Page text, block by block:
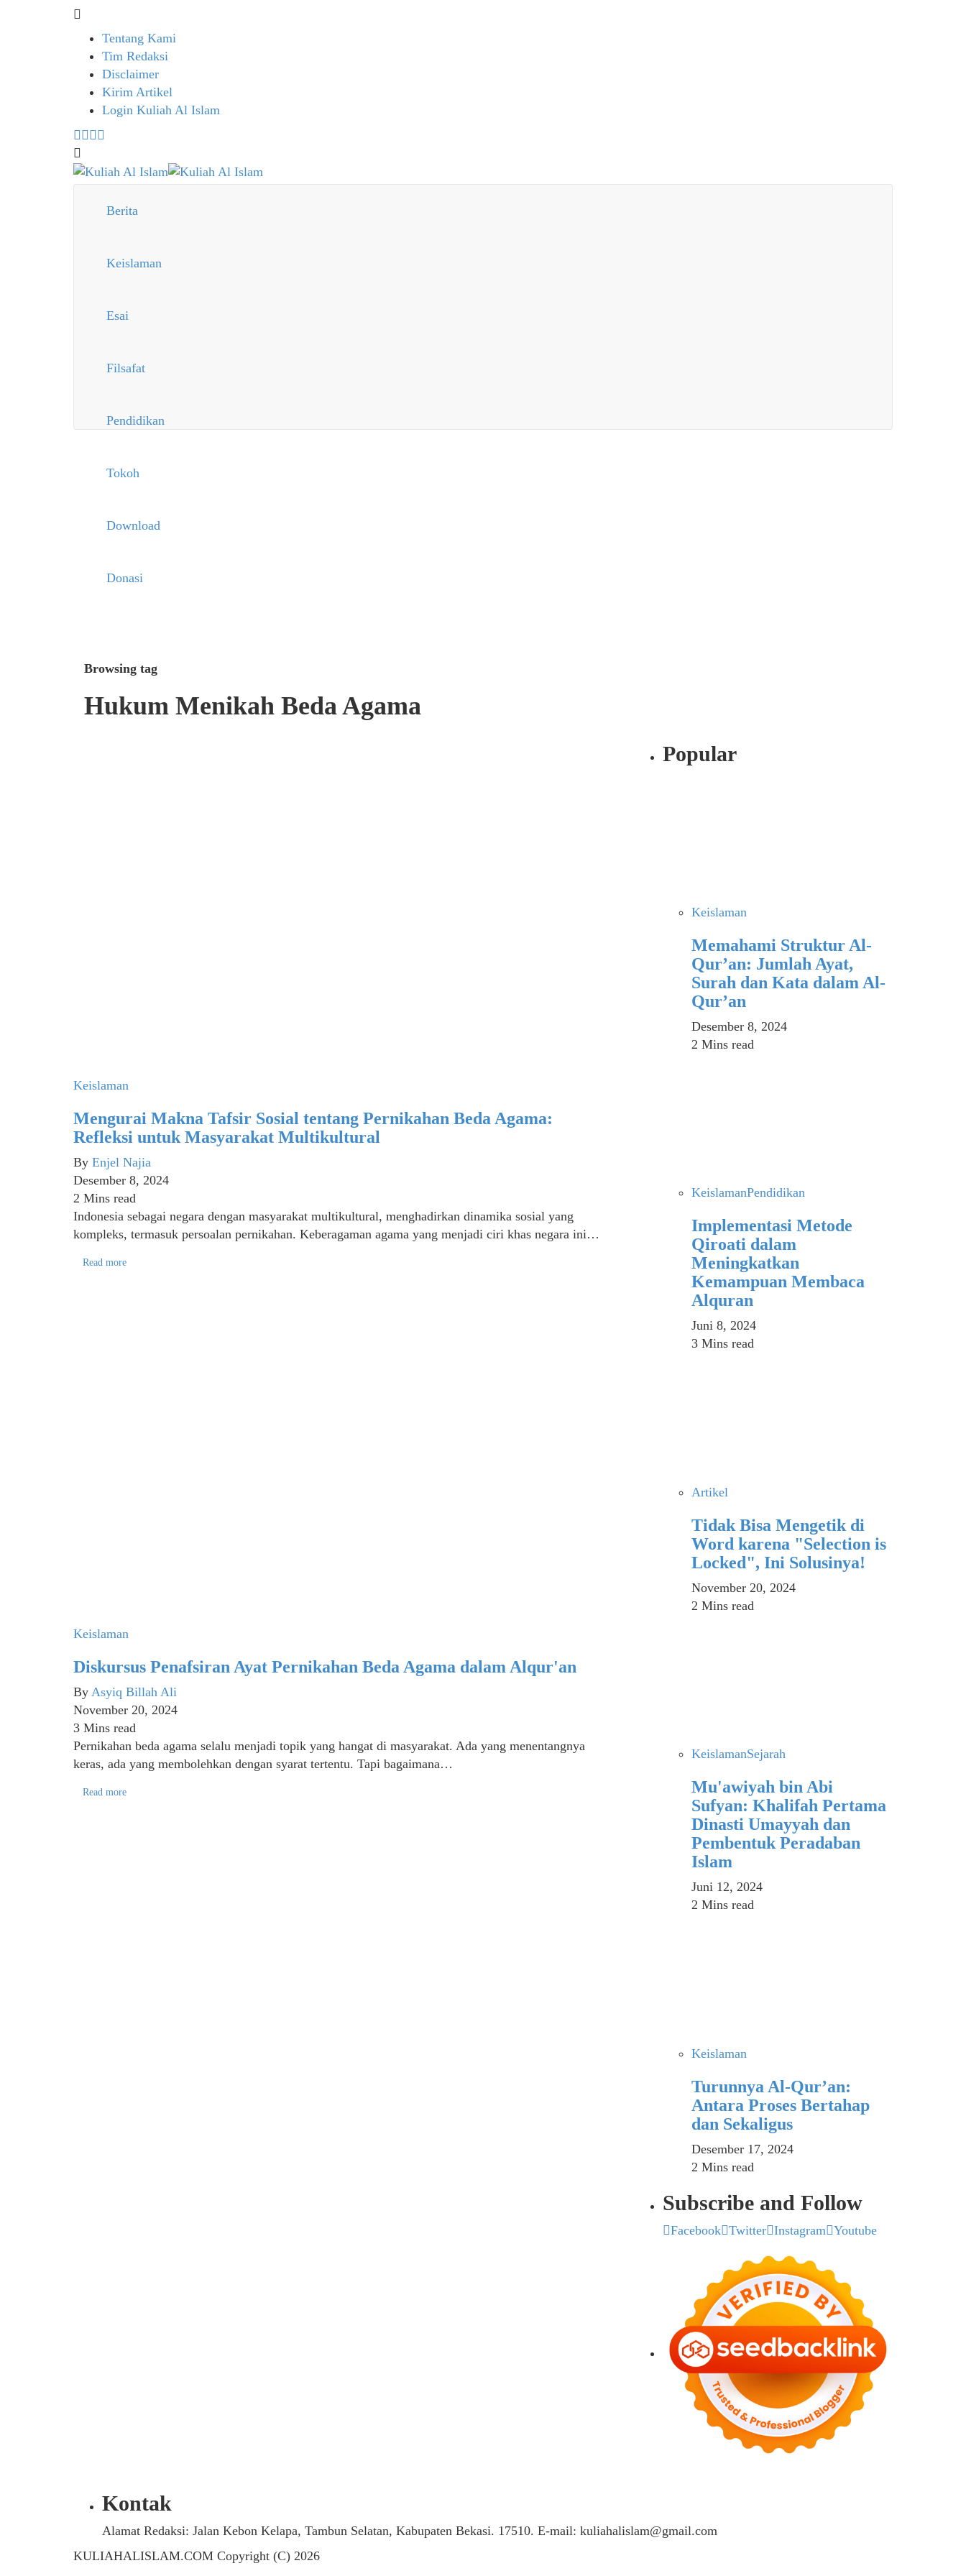
Tentang Kami
Tim Redaksi
Disclaimer
Kirim Artikel
Login Kuliah Al Islam
Berita
Keislaman
Esai
Filsafat
Pendidikan
Tokoh
Download
Donasi
Browsing tag
Hukum Menikah Beda Agama
Keislaman
Mengurai Makna Tafsir Sosial tentang Pernikahan Beda Agama:
Refleksi untuk Masyarakat Multikultural
By Enjel Najia
Desember 8, 2024
2 Mins read
Indonesia sebagai negara dengan masyarakat multikultural, menghadirkan dinamika sosial yang
kompleks, termasuk persoalan pernikahan. Keberagaman agama yang menjadi ciri khas negara ini…
Read more
Keislaman
Diskursus Penafsiran Ayat Pernikahan Beda Agama dalam Alqur'an
By Asyiq Billah Ali
November 20, 2024
3 Mins read
Pernikahan beda agama selalu menjadi topik yang hangat di masyarakat. Ada yang menentangnya
keras, ada yang membolehkan dengan syarat tertentu. Tapi bagaimana…
Read more
Popular
Keislaman
Memahami Struktur Al-
Qur’an: Jumlah Ayat,
Surah dan Kata dalam Al-
Qur’an
Desember 8, 2024
2 Mins read
KeislamanPendidikan
Implementasi Metode
Qiroati dalam
Meningkatkan
Kemampuan Membaca
Alquran
Juni 8, 2024
3 Mins read
Artikel
Tidak Bisa Mengetik di
Word karena "Selection is
Locked", Ini Solusinya!
November 20, 2024
2 Mins read
KeislamanSejarah
Mu'awiyah bin Abi
Sufyan: Khalifah Pertama
Dinasti Umayyah dan
Pembentuk Peradaban
Islam
Juni 12, 2024
2 Mins read
Keislaman
Turunnya Al-Qur’an:
Antara Proses Bertahap
dan Sekaligus
Desember 17, 2024
2 Mins read
Subscribe and Follow
Facebook Twitter Instagram Youtube
Kontak
Alamat Redaksi: Jalan Kebon Kelapa, Tambun Selatan, Kabupaten Bekasi. 17510. E-mail: kuliahalislam@gmail.com
KULIAHALISLAM.COM Copyright (C) 2026